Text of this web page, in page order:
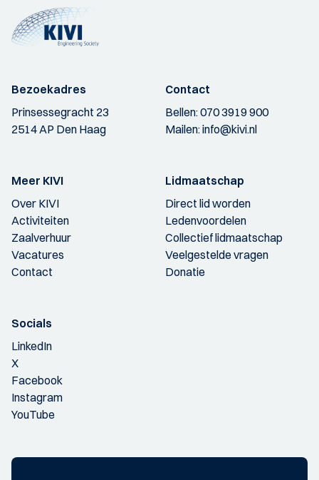
Bezoekadres
Prinsessegracht 23
2514 AP Den Haag
Contact
Bellen:070 3919 900
Mailen:info@kivi.nl
Meer KIVI
Over KIVI
Activiteiten
Zaalverhuur
Vacatures
Contact
Lidmaatschap
Direct lid worden
Ledenvoordelen
Collectief lidmaatschap
Veelgestelde vragen
Donatie
Socials
LinkedIn
X
Facebook
Instagram
YouTube